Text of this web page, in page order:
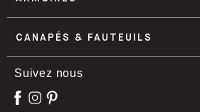
CANAPÉS & FAUTEUILS
Suivez nous